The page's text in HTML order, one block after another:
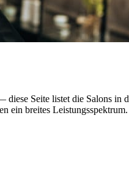
Seite listet die Salons
breites